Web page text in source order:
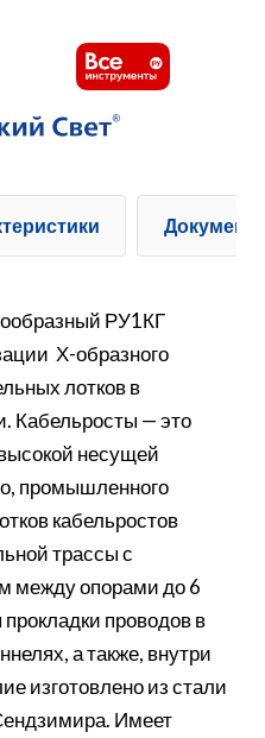
РУ1КГ
Х-образного
лотков в
Кабельросты — это
несущей
промышленного
кабельростов
трассы с
между опорами до 6
проводов в
а также, внутри
изготовлено из стали
Имеет